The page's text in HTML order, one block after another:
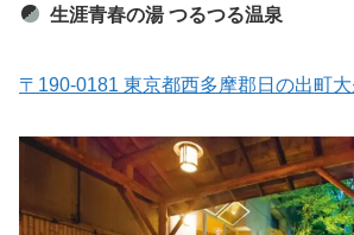
生涯青春の湯 つるつる温泉
〒190-0181 東京都西多摩郡日の出町